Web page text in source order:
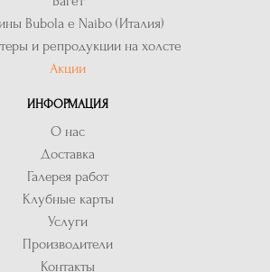
Bubola e Naibo (Италия)
и репродукции на холсте
Акции
ИНФОРМАЦИЯ
О нас
Доставка
Галерея работ
Клубные карты
Услуги
Производители
Контакты